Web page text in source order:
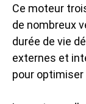
Ce moteur
de nombreux
durée de vie
externes et
pour